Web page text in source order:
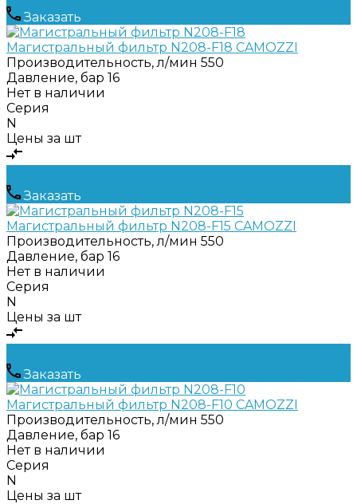
Заказать
Магистральный фильтр N208-F18 CAMOZZI
Производительность, л/мин 550
Давление, бар 16
Нет в наличии
Серия
N
Цены за шт
Заказать
Магистральный фильтр N208-F15 CAMOZZI
Производительность, л/мин 550
Давление, бар 16
Нет в наличии
Серия
N
Цены за шт
Заказать
Магистральный фильтр N208-F10 CAMOZZI
Производительность, л/мин 550
Давление, бар 16
Нет в наличии
Серия
N
Цены за шт